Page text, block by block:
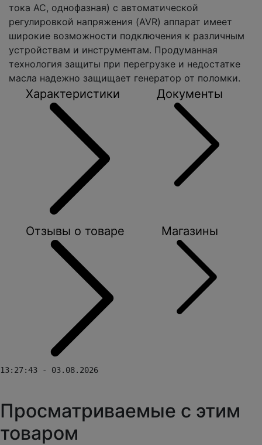
тока AC, однофазная) с автоматической
регулировкой напряжения (AVR) аппарат имеет
широкие возможности подключения к различным
устройствам и инструментам. Продуманная
технология защиты при перегрузке и недостатке
масла надежно защищает генератор от поломки.
Характеристики Документы
Отзывы о товаре Магазины
13:27:43 - 03.08.2026
Просматриваемые с этим
товаром